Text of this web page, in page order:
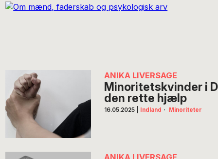
ANIKA LIVERSAGE
Minoritetskvinder i
den rette hjælp
16.05.2025 Indland · Minoriteter
ANIKA LIVERSAGE